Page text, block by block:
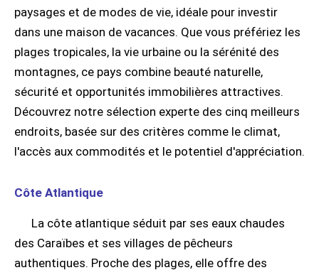
paysages et de modes de vie, idéale pour investir
dans une maison de vacances. Que vous préfériez les
plages tropicales, la vie urbaine ou la sérénité des
montagnes, ce pays combine beauté naturelle,
sécurité et opportunités immobilières attractives.
Découvrez notre sélection experte des cinq meilleurs
endroits, basée sur des critères comme le climat,
l'accès aux commodités et le potentiel d'appréciation.
Côte Atlantique
La côte atlantique séduit par ses eaux chaudes
des Caraïbes et ses villages de pêcheurs
authentiques. Proche des plages, elle offre des